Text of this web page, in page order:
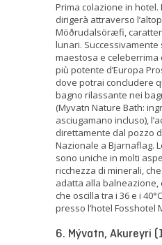
Prima colazione in hotel.
dirigerà attraverso
Möðrudalsöræfi,
lunari. Successivamente
maestosa e celeberrima
più potente d’Europa
dove potrai concludere
bagno rilassante nei
(Myvatn Nature Bath:
asciugamano incluso),
direttamente dal pozzo
Nazionale a Bjarnaflag.
sono uniche in molti
ricchezza di minerali,
adatta alla
che oscilla tra i 36 e i
presso l’hotel Fosshotel
6. Mývatn, Akureyri